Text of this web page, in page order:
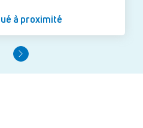
à proximité